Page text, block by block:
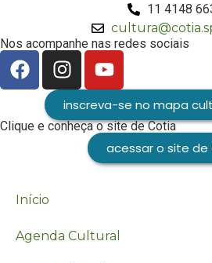
11 4148
Nos acompanhe nas redes sociais
inscreva-se no mapa
Clique e conheça o site de Cotia
acessar o site de
Início
Agenda Cultural